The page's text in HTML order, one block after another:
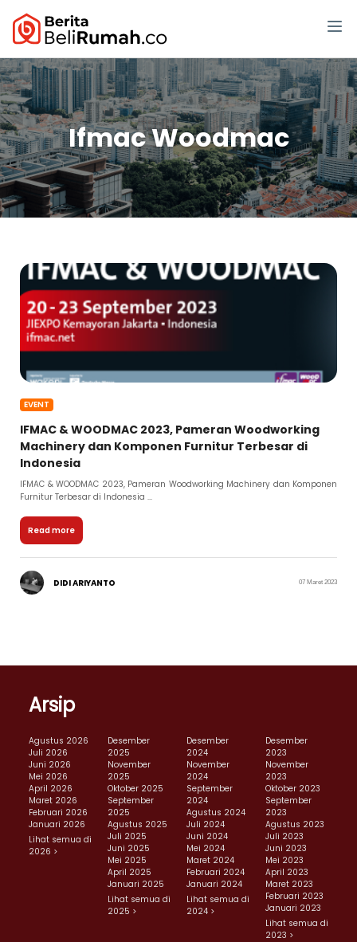
Ifmac Woodmac
EVENT
IFMAC & WOODMAC 2023, Pameran Woodworking
Machinery dan Komponen Furnitur Terbesar di
Indonesia
IFMAC & WOODMAC 2023, Pameran Woodworking Machinery dan Komponen
Furnitur Terbesar di Indonesia ...
Read more
DIDI ARIYANTO 07 Maret 2023
Arsip
Agustus 2026
Juli 2026
Juni 2026
Mei 2026
April 2026
Maret 2026
Februari 2026
Januari 2026
Lihat semua di
2026 >
Desember
2025
November
2025
Oktober 2025
September
2025
Agustus 2025
Juli 2025
Juni 2025
Mei 2025
April 2025
Januari 2025
Lihat semua di
2025 >
Desember
2024
November
2024
September
2024
Agustus 2024
Juli 2024
Juni 2024
Mei 2024
Maret 2024
Februari 2024
Januari 2024
Lihat semua di
2024 >
Desember
2023
November
2023
Oktober 2023
September
2023
Agustus 2023
Juli 2023
Juni 2023
Mei 2023
April 2023
Maret 2023
Februari 2023
Januari 2023
Lihat semua di
2023 >